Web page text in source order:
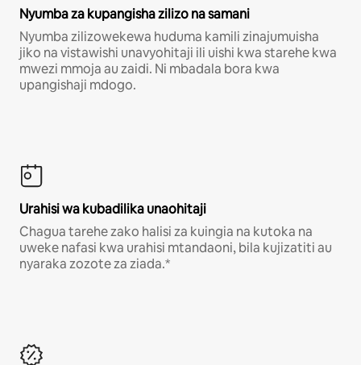
Nyumba za kupangisha zilizo na samani
Nyumba zilizowekewa huduma kamili zinajumuisha
jiko na vistawishi unavyohitaji ili uishi kwa starehe kwa
mwezi mmoja au zaidi. Ni mbadala bora kwa
upangishaji mdogo.
Urahisi wa kubadilika unaohitaji
Chagua tarehe zako halisi za kuingia na kutoka na
uweke nafasi kwa urahisi mtandaoni, bila kujizatiti au
nyaraka zozote za ziada.*